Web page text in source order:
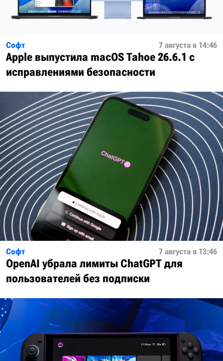
Софт 7 августа в 14:46
Apple выпустила macOS Tahoe 26.6.1 с
исправлениями безопасности
Софт 7 августа в 13:46
OpenAI убрала лимиты ChatGPT для
пользователей без подписки